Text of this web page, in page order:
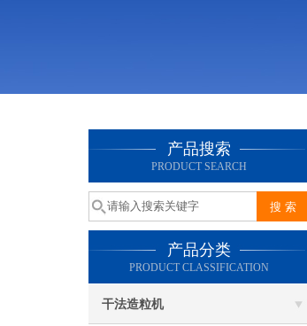
产品搜索
PRODUCT SEARCH
产品分类
PRODUCT CLASSIFICATION
干法造粒机